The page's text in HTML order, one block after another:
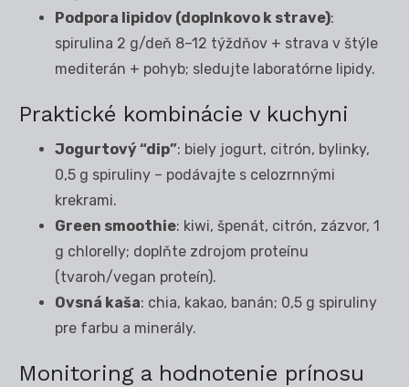
Podpora lipidov (doplnkovo k strave):
spirulina 2 g/deň 8–12 týždňov + strava v štýle
mediterán + pohyb; sledujte laboratórne lipidy.
Praktické kombinácie v kuchyni
Jogurtový “dip”: biely jogurt, citrón, bylinky,
0,5 g spiruliny – podávajte s celozrnnými
krekrami.
Green smoothie: kiwi, špenát, citrón, zázvor, 1
g chlorelly; doplňte zdrojom proteínu
(tvaroh/vegan proteín).
Ovsná kaša: chia, kakao, banán; 0,5 g spiruliny
pre farbu a minerály.
Monitoring a hodnotenie prínosu